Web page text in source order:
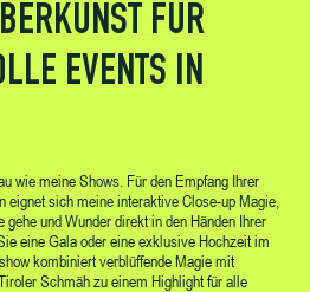
FÜR
EVENTS IN
wie meine Shows. Für den Empfang Ihrer
eignet sich meine interaktive Close-up Magie,
und Wunder direkt in den Händen Ihrer
eine Gala oder eine exklusive Hochzeit im
kombiniert verblüffende Magie mit
Schmäh zu einem Highlight für alle